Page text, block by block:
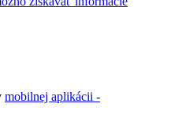
mobilnej aplikácii -